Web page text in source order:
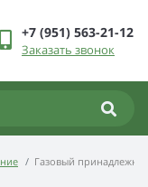
+7 (951) 563-21-12
Заказать звонок
Газовый